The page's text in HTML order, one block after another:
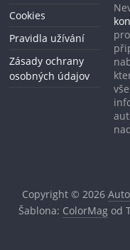
Cookies
Pravidla užívání
Zásady ochrany
osobných údajov
Copyright © 2026
Šablona: ColorMagod